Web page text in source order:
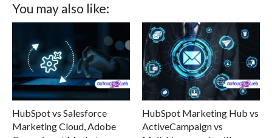
You may also like:
HubSpot vs Salesforce
Marketing Cloud, Adobe
HubSpot Marketing Hub vs
ActiveCampaign vs